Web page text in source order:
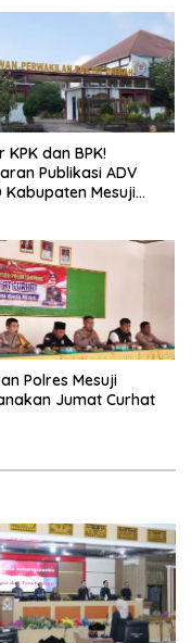
KPK dan BPK!
Publikasi ADV
Kabupaten Mesuji
Polres Mesuji
Jumat Curhat